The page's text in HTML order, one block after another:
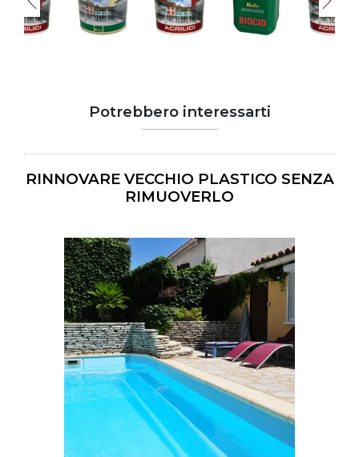
Potrebbero interessarti
RINNOVARE VECCHIO PLASTICO SENZA
RIMUOVERLO